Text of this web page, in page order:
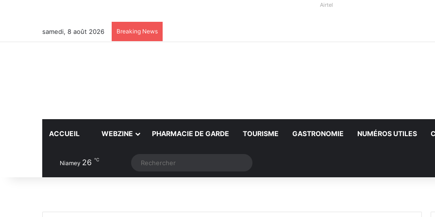
Airtel
samedi, 8 août 2026 Breaking News
ACCUEIL WEBZINE PHARMACIE DE GARDE TOURISME GASTRONOMIE NUMÉROS UTILES
Niamey 26 ℃ Article Aléatoire
Switch skin